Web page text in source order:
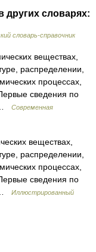
других словарях:
словарь-справочник
веществах,
распределении,
процессах,
сведения по
…
Современная
веществах,
распределении,
процессах,
сведения по
…
Иллюстрированный